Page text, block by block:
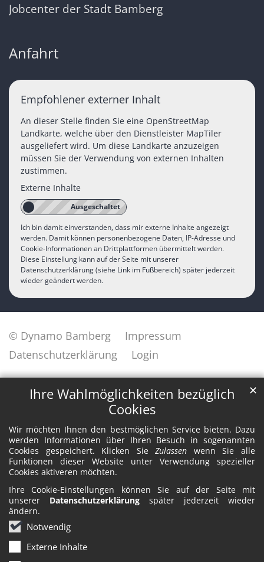
Ihre Wahlmöglichkeiten bezüglich
Cookies
Wir möchten Ihnen den bestmöglichen Service bieten. Dazu
werden Informationen über Ihren Besuch in sogenannten
Cookies gespeichert. Klicken SieZulassen wenn Sie alle
Funktionen dieser Website unter Verwendung spezieller
Cookies aktiveren möchten.
Ihre Cookie-Einstellungen können Sie auf der Seite mit
unserer Datenschutzerklärung später jederzeit wieder
ändern.
Notwendig
Externe Inhalte
✕
Jobcenter der Stadt Bamberg
Anfahrt
Empfohlener externer Inhalt
An dieser Stelle finden Sie eine OpenStreetMap
Landkarte, welche über den Dienstleister MapTiler
ausgeliefert wird. Um diese Landkarte anzuzeigen
müssen Sie der Verwendung von externen Inhalten
zustimmen.
Externe Inhalte
Ich bin damit einverstanden, dass mir externe Inhalte angezeigt
werden. Damit können personenbezogene Daten, IP-Adresse und
Cookie-Informationen an Drittplattformen übermittelt werden.
Diese Einstellung kann auf der Seite mit unserer
Datenschutzerklärung (siehe Link im Fußbereich) später jederzeit
wieder geändert werden.
© Dynamo Bamberg
Impressum
Datenschutzerklärung
Login